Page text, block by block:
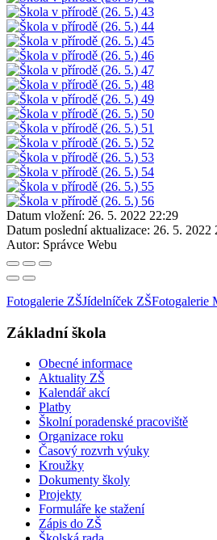
Datum vložení: 26. 5. 2022 22:29
Datum poslední aktualizace: 26. 5. 2022
Autor: Správce Webu
Fotogalerie ZŠJídelníček ZŠFotogalerie
Základní škola
Obecné informace
Aktuality ZŠ
Kalendář akcí
Platby
Školní poradenské pracoviště
Organizace roku
Časový rozvrh výuky
Kroužky
Dokumenty školy
Projekty
Formuláře ke stažení
Zápis do ZŠ